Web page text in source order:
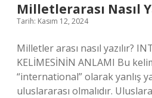
Milletlerarası Nasıl
Tarih: Kasım 12, 2024
Milletler arası nasıl yazılır?
KELİMESİNİN ANLAMI Bu
“international” olarak yanlış
uluslararası olmalıdır.